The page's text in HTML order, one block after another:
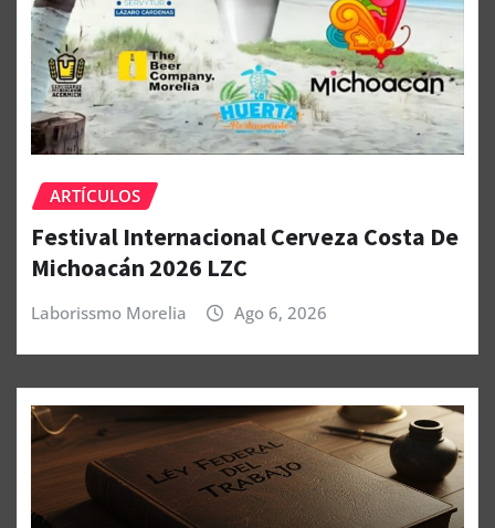
ARTÍCULOS
Festival Internacional Cerveza Costa De
Michoacán 2026 LZC
Laborissmo Morelia Ago 6, 2026